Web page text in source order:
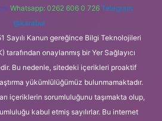
Whatsapp: 0262 606 0 726 Telegram:
@karabul
Sayılı Kanun gereğince Bilgi Teknolojileri
tarafından onaylanmış bir Yer Sağlayıcı
Bu nedenle, sitedeki içerikleri proaktif
yükümlülüğümüz bulunmamaktadır.
içeriklerin sorumluluğunu taşımakta olup,
kabul etmiş sayılırlar. Bu internet